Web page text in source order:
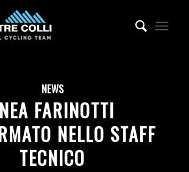
NEWS
FARINOTTI
NELLO STAFF
TECNICO